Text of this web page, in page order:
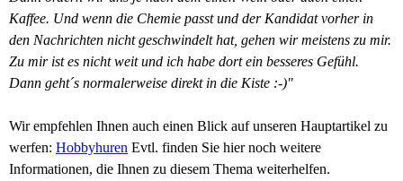
Kaffee. Und wenn die Chemie passt und der Kandidat vorher in
den Nachrichten nicht geschwindelt hat, gehen wir meistens zu mir.
Zu mir ist es nicht weit und ich habe dort ein besseres Gefühl.
Dann geht´s normalerweise direkt in die Kiste :-)"
Wir empfehlen Ihnen auch einen Blick auf unseren Hauptartikel zu
werfen: Hobbyhuren Evtl. finden Sie hier noch weitere
Informationen, die Ihnen zu diesem Thema weiterhelfen.